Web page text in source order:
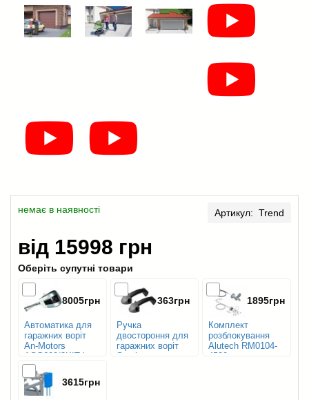
немає в наявності Артикул: Trend
від 15998 грн
Оберіть супутні товари
Автоматика для
гаражних воріт
An-Motors
ASG600/3KIT-L
8005грн
Ручка
двостороння для
гаражних воріт
Steelon
363грн
Комплект
розблокування
Alutech RM0104-
4500
1895грн
3615грн